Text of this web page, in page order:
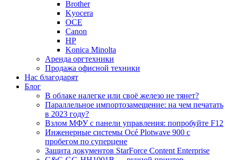
Brother
Kyocera
OCE
Canon
HP
Konica Minolta
Аренда оргтехники
Продажа офисной техники
Нас благодарят
Блог
В облаке налегке или своё железо не тянет?
Параллельное импортозамещение: на чем печатать
в 2023 году?
Взлом МФУ с панели управления: попробуйте F12
Инженерные системы Océ Plotwave 900 с
пробегом по суперцене
Защита документов StarForce Content Enterprise